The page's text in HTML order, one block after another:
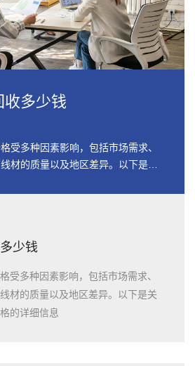
收多少钱
受多种因素影响，包括市场需求、
材的质量以及地区差异。以下是关
少钱
受多种因素影响，包括市场需求、
材的质量以及地区差异。以下是关
的详细信息